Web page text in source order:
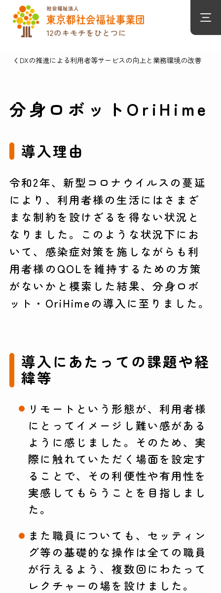
DXの推進による利用者等サービスの向上と業務環境の改善
分身ロボットOriHime
導入理由
令和2年、新型コロナウイルスの蔓延
により、利用者様の生活にはさまざ
まな制約を設けざるを得ない状況と
なりました。このような状況下にお
いて、感染症対策を施しながらも利
用者様のQOLを維持するための方策
がないかと模索した結果、分身ロボ
ット・OriHimeの導入に至りました。
導入にあたっての課題や経
緯等
リモートという形態が、利用者様
にとってイメージし難い感がある
ように感じました。そのため、実
際に触れていただく場面を設定す
ることで、その利便性や有用性を
実感してもらうことを目指しまし
た。
また職員についても、セッティン
グ等の基礎的な操作は全ての職員
が行えるよう、複数回にわたって
レクチャーの場を設けました。